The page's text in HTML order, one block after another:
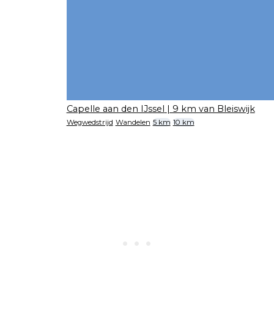
Capelle aan den IJssel | 9 km van Bleiswijk
Wegwedstrijd Wandelen 5 km 10 km